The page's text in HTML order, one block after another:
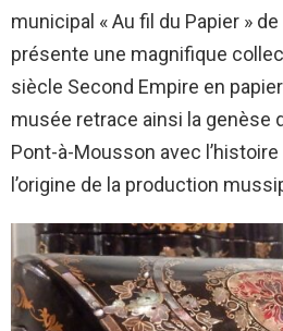
municipal « Au fil du Papier »
présente une magnifique
siècle Second Empire en
musée retrace ainsi la genèse
Pont-à-Mousson avec l’histoire
l’origine de la production